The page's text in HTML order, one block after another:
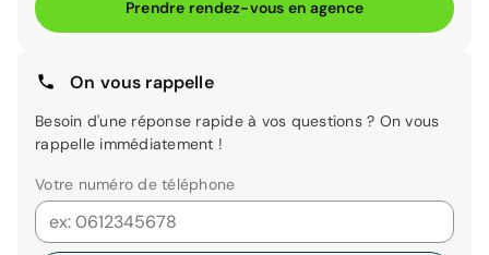
Prendre rendez-vous en agence
On vous rappelle
Besoin d'une réponse rapide à vos questions ? On vous
rappelle immédiatement !
Votre numéro de téléphone